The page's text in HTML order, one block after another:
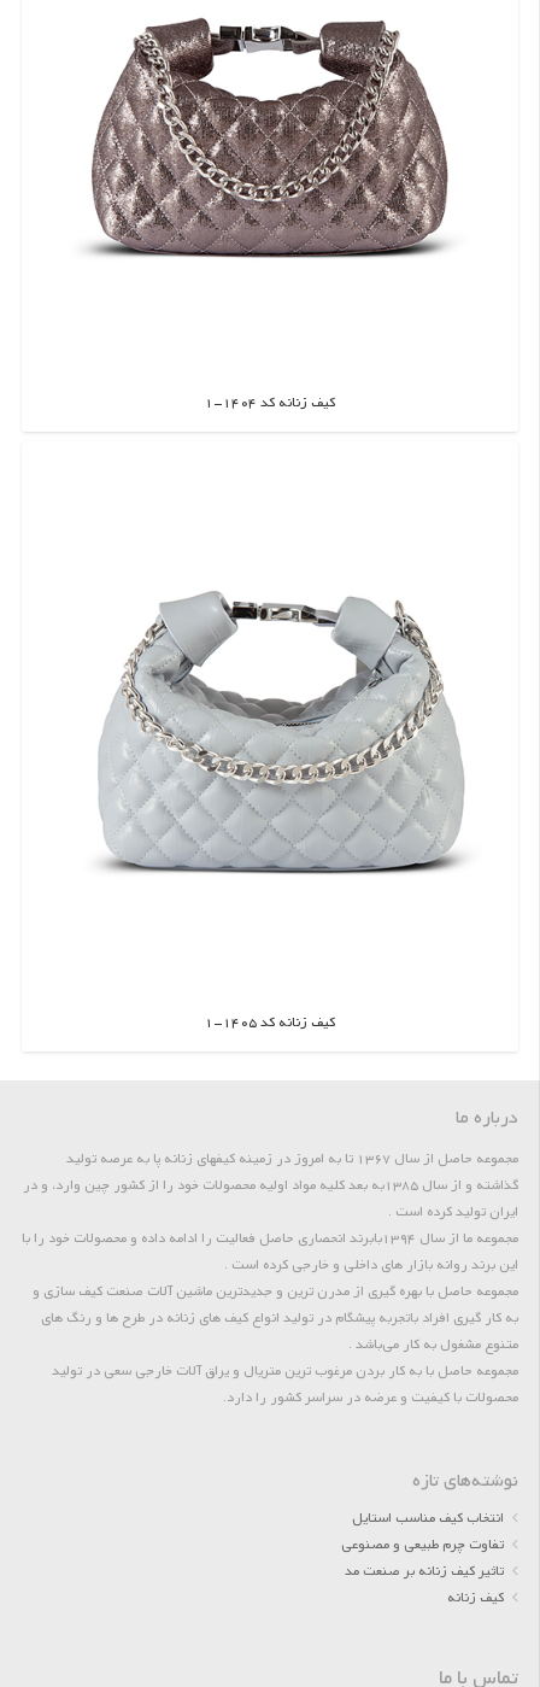
کیف زنانه کد 1404-1
اطلاعات بیشتر
کیف زنانه کد 1405-1
اطلاعات بیشتر
درباره ما
مجموعه حاصل از سال 1367 تا به امروز در زمینه کیفهای زنانه پا به عرصه تولید
گذاشته و از سال 1385به بعد کلیه مواد اولیه محصولات خود را از کشور چین وارد، و در
ایران تولید کرده است .
مجموعه ما از سال 1394بابرند انحصاری حاصل فعالیت را ادامه داده و محصولات خود را با
این برند روانه بازار های داخلی و خارجی کرده است .
مجموعه حاصل با بهره گیری از مدرن ترین و جدیدترین ماشین آلات صنعت کیف سازی و
به کار گیری افراد باتجربه پیشگام در تولید انواع کیف های زنانه در طرح ها و رنگ های
متنوع مشغول به کار می‌باشد .
مجموعه حاصل با به کار بردن مرغوب ترین متریال و یراق آلات خارجی سعی در تولید
محصولات با کیفیت و عرضه در سراسر کشور را دارد.
نوشته‌های تازه
انتخاب کیف مناسب استایل
تفاوت چرم طبیعی و مصنوعی
تاثیر کیف زنانه بر صنعت مد
کیف زنانه
تماس با ما